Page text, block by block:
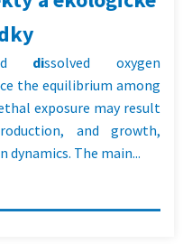
dissolved oxygen
the equilibrium among
exposure may result
and growth,
The main...